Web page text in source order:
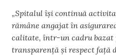
„Spitalul își continuă
rămâne angajat în
calitate, într-un cadru bazat
transparență și respect față